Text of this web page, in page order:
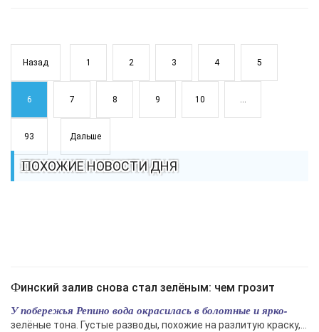
Назад 1 2 3 4 5
6 7 8 9 10 ...
93 Дальше
ПОХОЖИЕ НОВОСТИ ДНЯ
Финский залив снова стал зелёным: чем грозит
У побережья Репино вода окрасилась в болотные и ярко-
зелёные тона. Густые разводы, похожие на разлитую краску,...